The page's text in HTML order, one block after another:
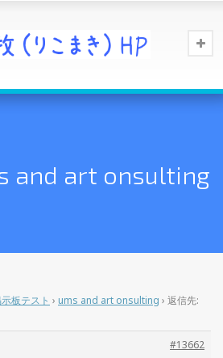
and art onsulting
板テスト › ums and art onsulting › 返信先:
#13662